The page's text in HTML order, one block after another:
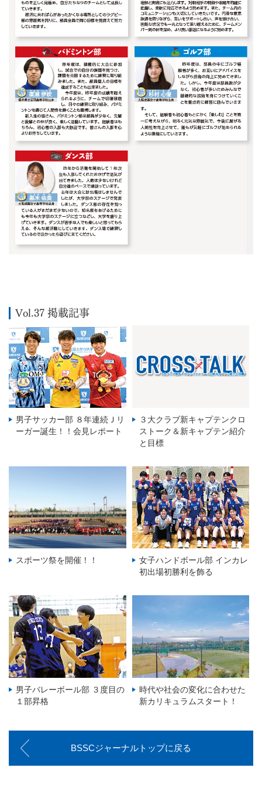
Vol.37 掲載記事
男子サッカー部 ８年連続Ｊリ
ーガー誕生！！会見レポート
３大クラブ新キャプテンクロ
ストーク＆新キャプテン紹介
と目標
スポーツ祭を開催！！
女子ハンドボール部 インカレ
初出場初勝利を飾る
男子バレーボール部 ３度目の
１部昇格
時代や社会の変化に合わせた
新カリキュラムスタート！
BSSCジャーナルトップに戻る